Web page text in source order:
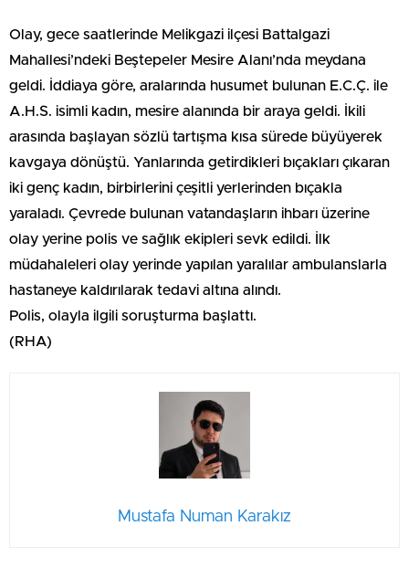
Olay, gece saatlerinde Melikgazi ilçesi Battalgazi
Mahallesi’ndeki Beştepeler Mesire Alanı’nda meydana
geldi. İddiaya göre, aralarında husumet bulunan E.C.Ç. ile
A.H.S. isimli kadın, mesire alanında bir araya geldi. İkili
arasında başlayan sözlü tartışma kısa sürede büyüyerek
kavgaya dönüştü. Yanlarında getirdikleri bıçakları çıkaran
iki genç kadın, birbirlerini çeşitli yerlerinden bıçakla
yaraladı. Çevrede bulunan vatandaşların ihbarı üzerine
olay yerine polis ve sağlık ekipleri sevk edildi. İlk
müdahaleleri olay yerinde yapılan yaralılar ambulanslarla
hastaneye kaldırılarak tedavi altına alındı.
Polis, olayla ilgili soruşturma başlattı.
(RHA)
Mustafa Numan Karakız